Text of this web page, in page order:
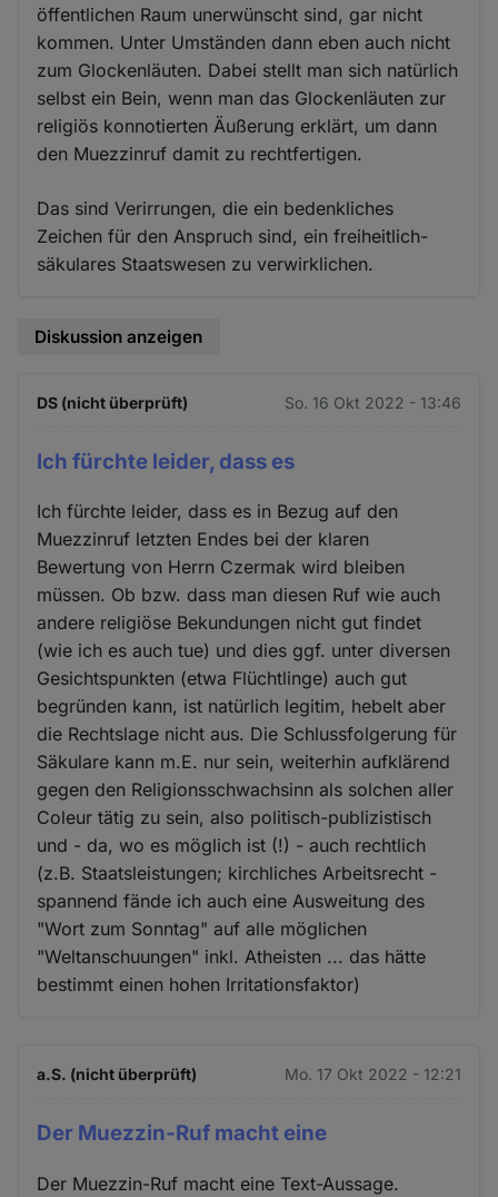
öffentlichen Raum unerwünscht sind, gar nicht
kommen. Unter Umständen dann eben auch nicht
zum Glockenläuten. Dabei stellt man sich natürlich
selbst ein Bein, wenn man das Glockenläuten zur
religiös konnotierten Äußerung erklärt, um dann
den Muezzinruf damit zu rechtfertigen.
Das sind Verirrungen, die ein bedenkliches
Zeichen für den Anspruch sind, ein freiheitlich-
säkulares Staatswesen zu verwirklichen.
Diskussion anzeigen
DS (nicht überprüft) So. 16 Okt 2022 - 13:46
Ich fürchte leider, dass es
Ich fürchte leider, dass es in Bezug auf den
Muezzinruf letzten Endes bei der klaren
Bewertung von Herrn Czermak wird bleiben
müssen. Ob bzw. dass man diesen Ruf wie auch
andere religiöse Bekundungen nicht gut findet
(wie ich es auch tue) und dies ggf. unter diversen
Gesichtspunkten (etwa Flüchtlinge) auch gut
begründen kann, ist natürlich legitim, hebelt aber
die Rechtslage nicht aus. Die Schlussfolgerung für
Säkulare kann m.E. nur sein, weiterhin aufklärend
gegen den Religionsschwachsinn als solchen aller
Coleur tätig zu sein, also politisch-publizistisch
und - da, wo es möglich ist (!) - auch rechtlich
(z.B. Staatsleistungen; kirchliches Arbeitsrecht -
spannend fände ich auch eine Ausweitung des
"Wort zum Sonntag" auf alle möglichen
"Weltanschuungen" inkl. Atheisten ... das hätte
bestimmt einen hohen Irritationsfaktor)
a.S. (nicht überprüft) Mo. 17 Okt 2022 - 12:21
Der Muezzin-Ruf macht eine
Der Muezzin-Ruf macht eine Text-Aussage.